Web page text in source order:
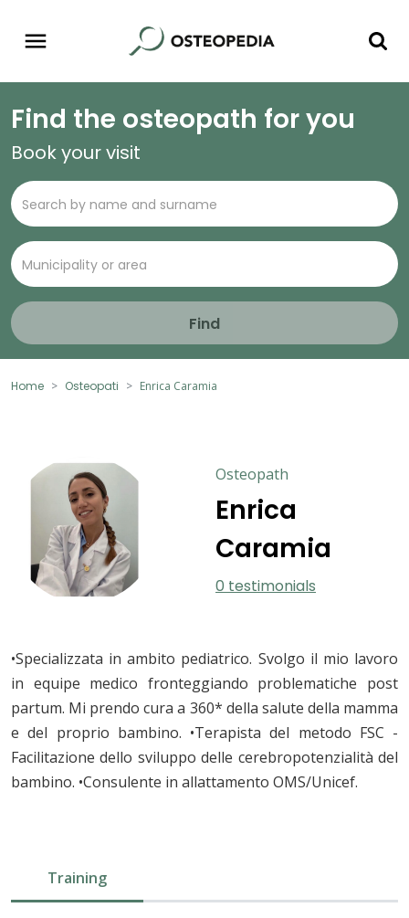
Find the osteopath for you
Book your visit
Find
Home Osteopati Enrica Caramia
Osteopath
Enrica
Caramia
0 testimonials
•Specializzata in ambito pediatrico. Svolgo il mio lavoro
in equipe medico fronteggiando problematiche post
partum. Mi prendo cura a 360* della salute della mamma
e del proprio bambino. •Terapista del metodo FSC -
Facilitazione dello sviluppo delle cerebropotenzialità del
bambino. •Consulente in allattamento OMS/Unicef.
Training